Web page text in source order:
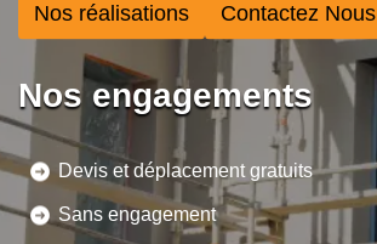
Nos réalisations Contactez Nous
Nos engagements
Devis et déplacement gratuits
Sans engagement